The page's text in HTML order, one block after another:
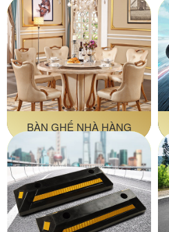
BÀN GHẾ NHÀ HÀNG